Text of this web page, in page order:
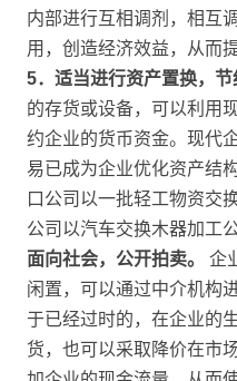
内部进行互相调剂，相互
用，创造经济效益，从而
5．适当进行资产置换，节
的存货或设备，可以利用
约企业的货币资金。现代
易已成为企业优化资产结
口公司以一批轻工物资交
公司以汽车交换木器加工
面向社会，公开拍卖。
企
闲置，可以通过中介机构
于已经过时的，在企业的
货，也可以采取降价在市